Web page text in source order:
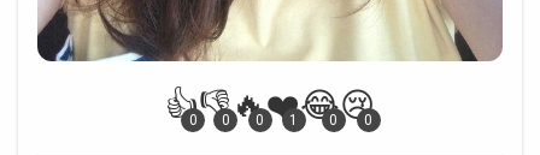
👍
0👎
0🔥
0❤️
1 😂
0😢
0